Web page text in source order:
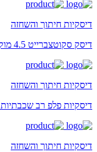
דיסקיות חיתוך והשחזה
דיסק סקוטצברייט 4.5 מוקצף לליטוש RHODIUS
דיסקיות חיתוך והשחזה
דיסקיות פלפ רב שכבתיות RHODIUS
דיסקיות חיתוך והשחזה